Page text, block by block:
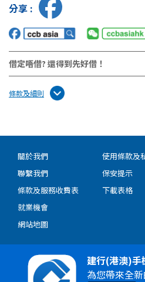
分享 :
借定唔借? 還得到先好借！
條款及細則
關於我們
聯繫我們
條款及服務收費表
就業機會
網站地圖
使用條款及
保安提示
下載表格
建行(港澳)手
為您帶來全